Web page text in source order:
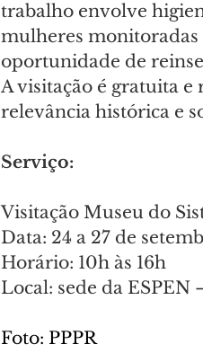
trabalho envolve
mulheres monitoradas
oportunidade de
A visitação é gratuita
relevância histórica e
Serviço:
Visitação Museu do
Data: 24 a 27 de
Horário: 10h às 16h
Local: sede da
Foto: PPPR